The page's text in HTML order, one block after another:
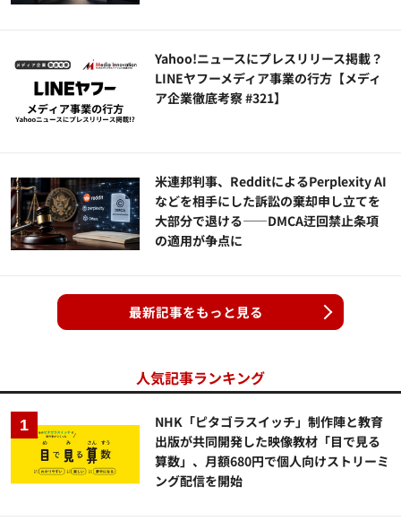
Yahoo!ニュースにプレスリリース掲載？
LINEヤフーメディア事業の行方【メディ
ア企業徹底考察 #321】
米連邦判事、RedditによるPerplexity AI
などを相手にした訴訟の棄却申し立てを
大部分で退ける——DMCA迂回禁止条項
の適用が争点に
最新記事をもっと見る
人気記事ランキング
NHK「ピタゴラスイッチ」制作陣と教育
出版が共同開発した映像教材「目で見る
算数」、月額680円で個人向けストリーミ
ング配信を開始